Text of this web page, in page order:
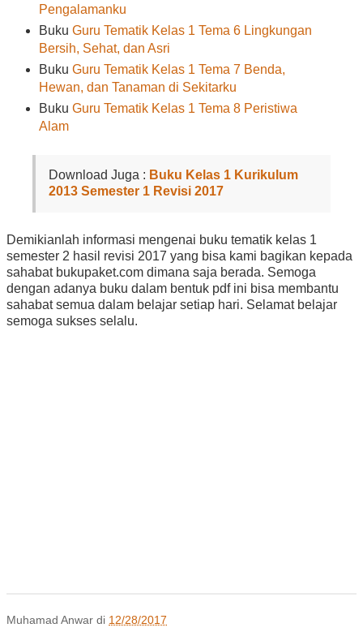
Pengalamanku
Buku Guru Tematik Kelas 1 Tema 6 Lingkungan
Bersih, Sehat, dan Asri
Buku Guru Tematik Kelas 1 Tema 7 Benda,
Hewan, dan Tanaman di Sekitarku
Buku Guru Tematik Kelas 1 Tema 8 Peristiwa
Alam
Download Juga : Buku Kelas 1 Kurikulum
2013 Semester 1 Revisi 2017
Demikianlah informasi mengenai buku tematik kelas 1
semester 2 hasil revisi 2017 yang bisa kami bagikan kepada
sahabat bukupaket.com dimana saja berada. Semoga
dengan adanya buku dalam bentuk pdf ini bisa membantu
sahabat semua dalam belajar setiap hari. Selamat belajar
semoga sukses selalu.
Muhamad Anwar di 12/28/2017